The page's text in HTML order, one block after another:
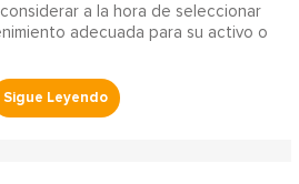
a la hora de seleccionar
adecuada para su activo o